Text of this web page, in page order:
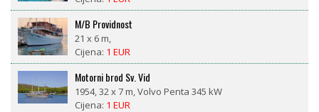
M/B Providnost
21 x 6 m,
Cijena: 1 EUR
Motorni brod Sv. Vid
1954, 32 x 7 m, Volvo Penta 345 kW
Cijena: 1 EUR